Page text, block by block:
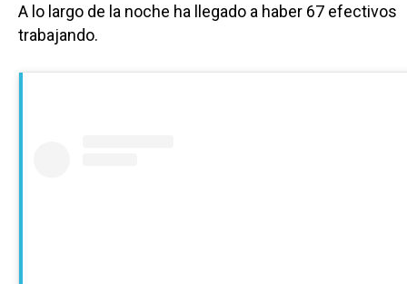
A lo largo de la noche ha llegado a haber 67 efectivos
trabajando.